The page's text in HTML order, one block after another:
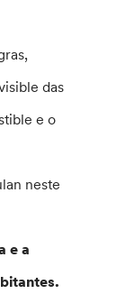
das
e o
neste
e a